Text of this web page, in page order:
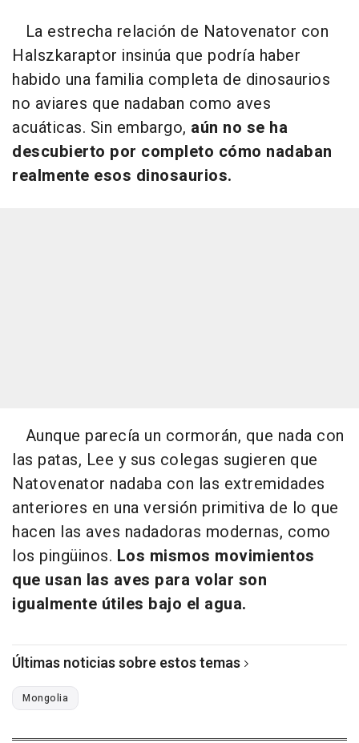
La estrecha relación de Natovenator con
Halszkaraptor insinúa que podría haber
habido una familia completa de dinosaurios
no aviares que nadaban como aves
acuáticas. Sin embargo, aún no se ha
descubierto por completo cómo nadaban
realmente esos dinosaurios.
Aunque parecía un cormorán, que nada con
las patas, Lee y sus colegas sugieren que
Natovenator nadaba con las extremidades
anteriores en una versión primitiva de lo que
hacen las aves nadadoras modernas, como
los pingüinos. Los mismos movimientos
que usan las aves para volar son
igualmente útiles bajo el agua.
Últimas noticias sobre estos temas
Mongolia